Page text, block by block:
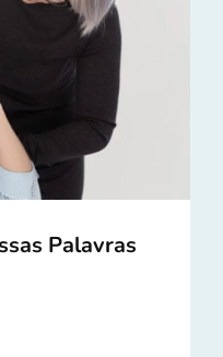
Palavras